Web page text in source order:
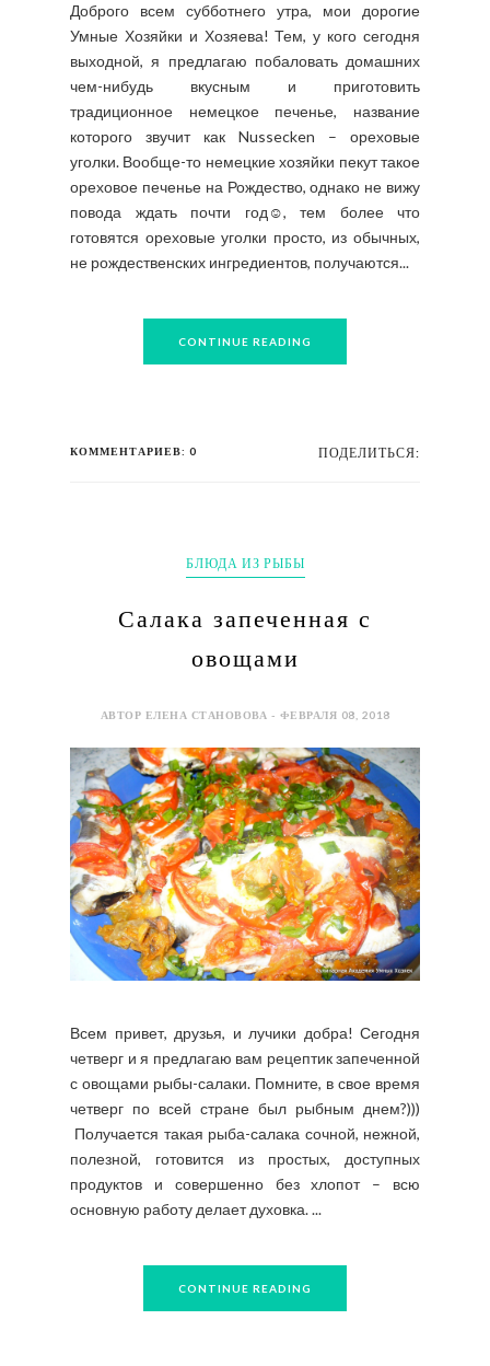
Доброго всем субботнего утра, мои дорогие
Умные Хозяйки и Хозяева! Тем, у кого сегодня
выходной, я предлагаю побаловать домашних
чем-нибудь вкусным и приготовить
традиционное немецкое печенье, название
которого звучит как Nussecken – ореховые
уголки. Вообще-то немецкие хозяйки пекут такое
ореховое печенье на Рождество, однако не вижу
повода ждать почти год☺, тем более что
готовятся ореховые уголки просто, из обычных,
не рождественских ингредиентов, получаются...
CONTINUE READING
КОММЕНТАРИЕВ: 0 ПОДЕЛИТЬСЯ:
БЛЮДА ИЗ РЫБЫ
Салака запеченная с
овощами
АВТОР ЕЛЕНА СТАНОВОВА - ФЕВРАЛЯ 08, 2018
Всем привет, друзья, и лучики добра! Сегодня
четверг и я предлагаю вам рецептик запеченной
с овощами рыбы-салаки. Помните, в свое время
четверг по всей стране был рыбным днем?)))
Получается такая рыба-салака сочной, нежной,
полезной, готовится из простых, доступных
продуктов и совершенно без хлопот – всю
основную работу делает духовка. ...
CONTINUE READING